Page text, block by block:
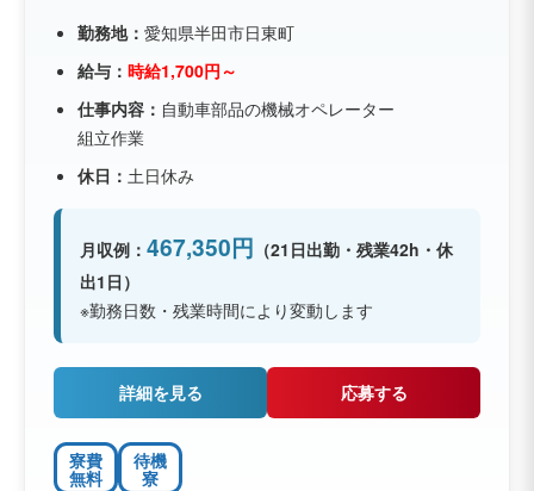
勤務地： 愛知県半田市日東町
給与： 時給1,700円～
仕事内容： 自動車部品の機械オペレーター
組立作業
休日： 土日休み
月収例： 467,350円 （21日出勤・残業42h・休
出1日）
※勤務日数・残業時間により変動します
詳細を見る 応募する
寮費
無料
待機
寮